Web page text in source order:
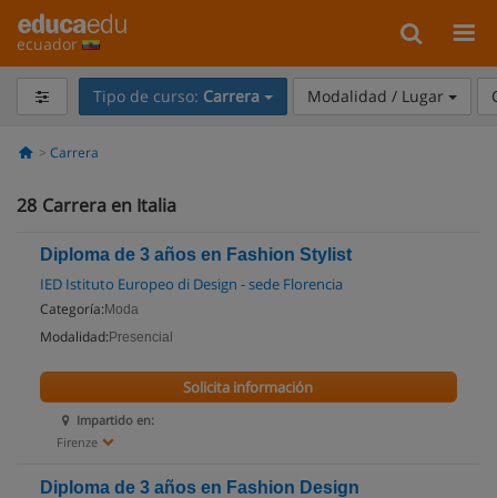
ecuador
Tipo de curso: Carrera Modalidad / Lugar
Carrera
28 Carrera en Italia
Diploma de 3 años en Fashion Stylist
IED Istituto Europeo di Design - sede Florencia
Categoría: Moda
Modalidad: Presencial
Impartido en:
Firenze
Solicita información
Diploma de 3 años en Fashion Design